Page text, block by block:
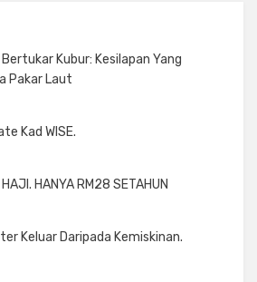
Kubur: Kesilapan Yang
Pakar Laut
Kad WISE.
HANYA RM28 SETAHUN
Keluar Daripada Kemiskinan.